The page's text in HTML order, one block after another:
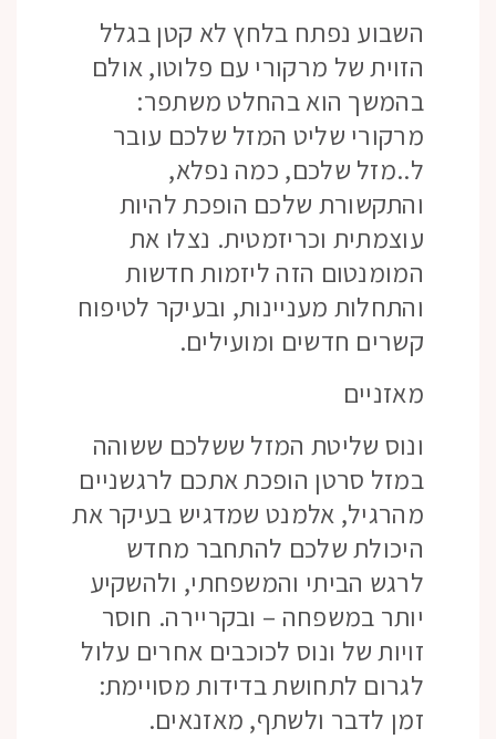
השבוע נפתח בלחץ לא קטן בגלל
הזוית של מרקורי עם פלוטו, אולם
בהמשך הוא בהחלט משתפר:
מרקורי שליט המזל שלכם עובר
ל..מזל שלכם, כמה נפלא,
והתקשורת שלכם הופכת להיות
עוצמתית וכריזמטית. נצלו את
המומנטום הזה ליזמות חדשות
והתחלות מעניינות, ובעיקר לטיפוח
קשרים חדשים ומועילים.
מאזניים
ונוס שליטת המזל ששלכם ששוהה
במזל סרטן הופכת אתכם לרגשניים
מהרגיל, אלמנט שמדגיש בעיקר את
היכולת שלכם להתחבר מחדש
לרגש הביתי והמשפחתי, ולהשקיע
יותר במשפחה – ובקריירה. חוסר
זויות של ונוס לכוכבים אחרים עלול
לגרום לתחושת בדידות מסויימת:
זמן לדבר ולשתף, מאזנאים.